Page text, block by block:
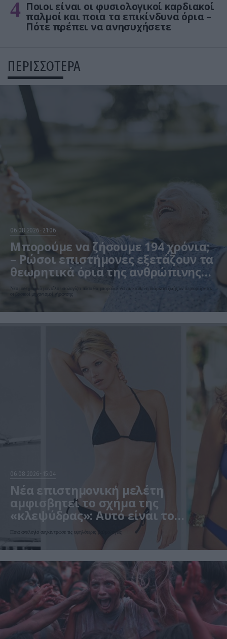
4 Ποιοι είναι οι φυσιολογικοί καρδιακοί
παλμοί και ποια τα επικίνδυνα όρια –
Πότε πρέπει να ανησυχήσετε
ΠΕΡΙΣΣΟΤΕΡΑ
06.08.2026 21:06
Μπορούμε να ζήσουμε 194 χρόνια;
– Ρώσοι επιστήμονες εξετάζουν τα
θεωρητικά όρια της ανθρώπινης
ζωής
Νέο μαθηματικό μοντέλο υπολογίζει πόσο θα μπορούσε να επεκταθεί η διάρκεια ζωής αν περιορίζονταν
οι βασικοί μηχανισμοί γήρανσης
06.08.2026 15:04
Νέα επιστημονική μελέτη
αμφισβητεί το σχήμα της
«κλεψύδρας»: Αυτό είναι το
«ιδανικό» γυναικείο σώμα
Ποια αναλογία συγκέντρωσε τις υψηλότερες βαθμολογίες